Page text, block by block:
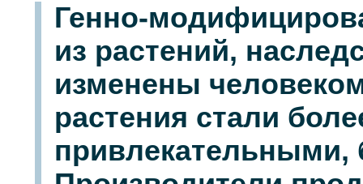
Генно-
из растений,
изменены
растения стали